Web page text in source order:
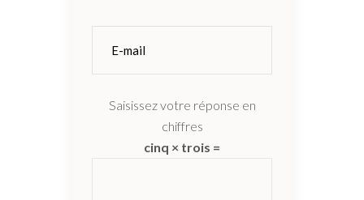
Saisissez votre réponse en
chiffres
cinq × trois =